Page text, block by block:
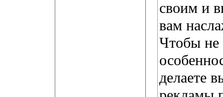
своим и
вам
Чтобы не
делаете